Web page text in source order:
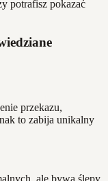
potrafisz pokazać
przekazu,
to zabija unikalny
ale bywa ślepy